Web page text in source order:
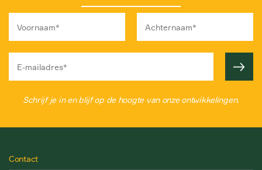
Schrijf je in en blijf op de hoogte van onze ontwikkelingen.
Contact